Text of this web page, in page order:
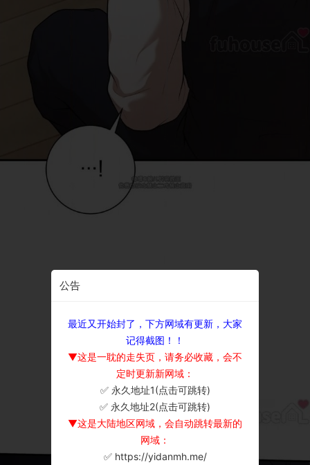
公告
最近又开始封了，下方网域有更新，大家
记得截图！！
▼这是一耽的走失页，请务必收藏，会不
定时更新新网域：
✅ 永久地址1(点击可跳转)
✅ 永久地址2(点击可跳转)
▼这是大陆地区网域，会自动跳转最新的
网域：
✅ https://yidanmh.me/